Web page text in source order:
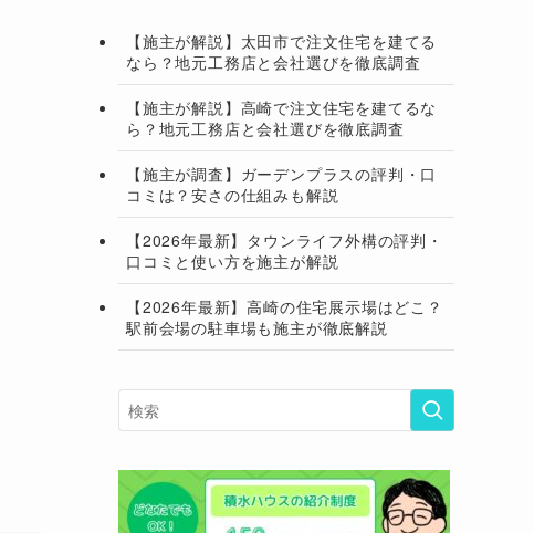
【施主が解説】太田市で注文住宅を建てる
なら？地元工務店と会社選びを徹底調査
【施主が解説】高崎で注文住宅を建てるな
ら？地元工務店と会社選びを徹底調査
【施主が調査】ガーデンプラスの評判・口
コミは？安さの仕組みも解説
【2026年最新】タウンライフ外構の評判・
口コミと使い方を施主が解説
【2026年最新】高崎の住宅展示場はどこ？
駅前会場の駐車場も施主が徹底解説